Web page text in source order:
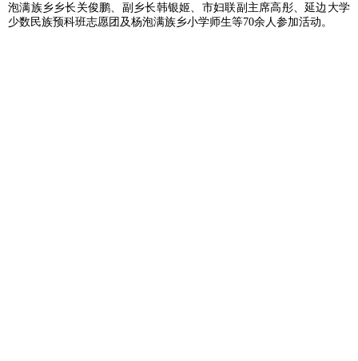
泡满族乡乡长关俊鹏、副乡长韩银姬、市妇联副主席高彤、延边大学
少数民族预科班志愿团及杨泡满族乡小学师生等70余人参加活动。